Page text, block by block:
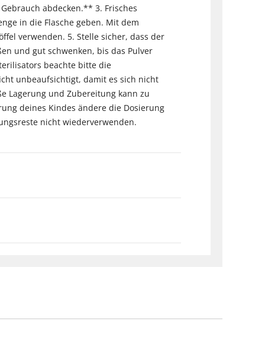
abdecken.** 3. Frisches
in die Flasche geben. Mit dem
verwenden. 5. Stelle sicher, dass der
und gut schwenken, bis das Pulver
beachte bitte die
unbeaufsichtigt, damit es sich nicht
Lagerung und Zubereitung kann zu
deines Kindes ändere die Dosierung
nicht wiederverwenden.